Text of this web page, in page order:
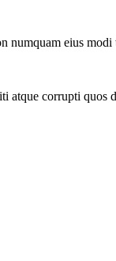
numquam eius
atque corrupti quos